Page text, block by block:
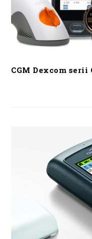
CGM Dexcom